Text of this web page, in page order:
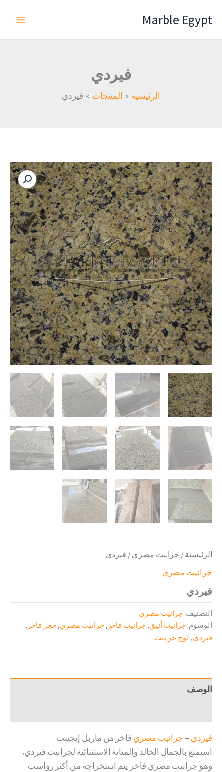
إلىMarble Egypt
فيردي
الرئيسية المنتجات فيردي
الرئيسية / جرانيت مصرى / فيردي
جرانيت مصرى
فيردي
التصنيف: جرانيت مصرى
الوسوم: جرانيت أنيق, جرانيت فاخر , جرانيت مصري, حجر فاخر ,
فيردي, لوح جرانيت
الوصف
فيردي – جرانيت مصري فاخر من ماربل إيجيبت
استمتع بالجمال الخالد والمتانة الاستثنائية لجرانيت فيردي،
وهو جرانيت مصري فاخر يتم استخراجه من أكثر رواسب